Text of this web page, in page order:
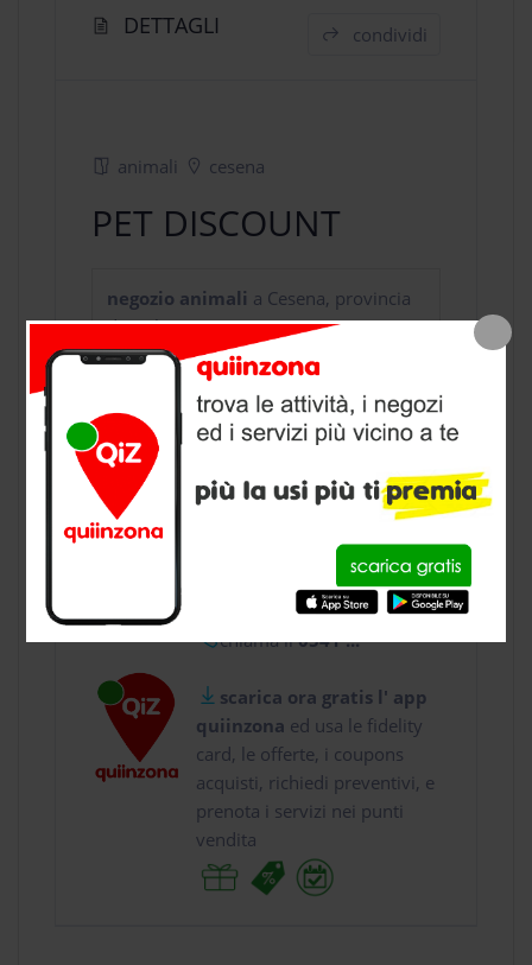
DETTAGLI condividi
animali cesena
PET DISCOUNT
negozio animali a Cesena, provincia
di Forli Cesena
CONTATTI
usa gratis quiinzona e :
Via Cavalcavia ...
chiama il0541 ...
scarica ora gratis l' app
quiinzona ed usa le fidelity
card, le offerte, i coupons
acquisti, richiedi preventivi, e
prenota i servizi nei punti
vendita